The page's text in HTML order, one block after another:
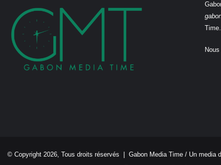
Time.
© Copyright 2026, Tous droits réservés | Gabon Media Time / Un media